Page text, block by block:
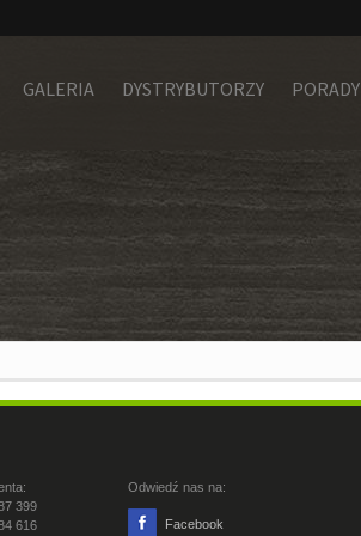
GALERIA DYSTRYBUTORZY PORADY
399
616
Odwiedź nas na:
Facebook